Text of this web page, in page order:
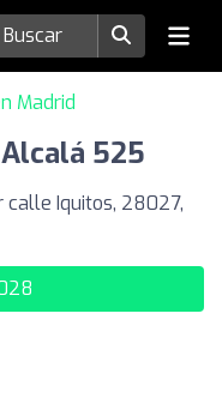
Madrid
525
Iquitos, 28027,